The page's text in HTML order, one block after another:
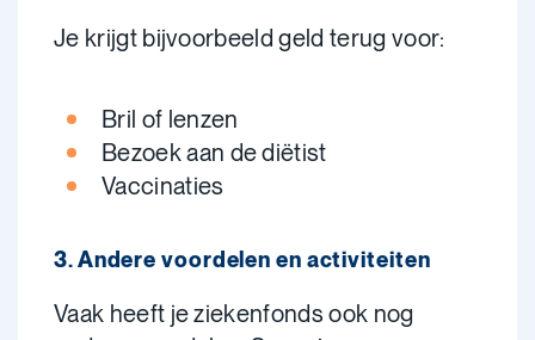
Je krijgt bijvoorbeeld geld terug voor:
Bril of lenzen
Bezoek aan de diëtist
Vaccinaties
3. Andere voordelen en activiteiten
Vaak heeft je ziekenfonds ook nog